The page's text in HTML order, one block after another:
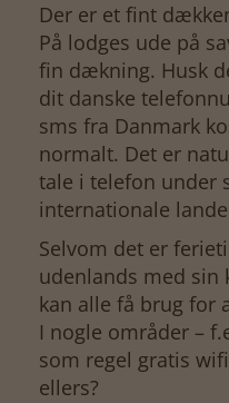
Der er et fint
På lodges ude på
fin dækning. Husk
dit danske
sms fra Danmark
normalt. Det er
tale i telefon under
internationale
Selvom det er
udenlands med sin
kan alle få brug for
I nogle områder –
som regel gratis
ellers?